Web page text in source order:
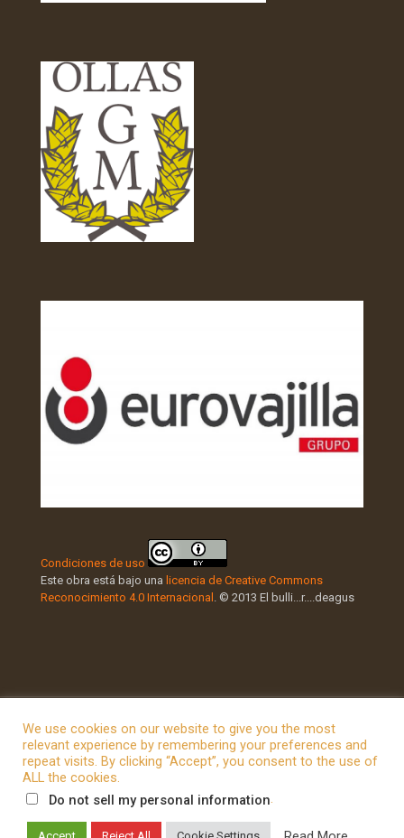
Condiciones de uso
Este obra está bajo una licencia de Creative Commons
Reconocimiento 4.0 Internacional . © 2013 El bulli...r....deagus
© 2026 Betheme by Muffin group
We use cookies on our website to give you the most
relevant experience by remembering your preferences and
repeat visits. By clicking “Accept”, you consent to the use of
ALL the cookies.
Do not sell my personal information.